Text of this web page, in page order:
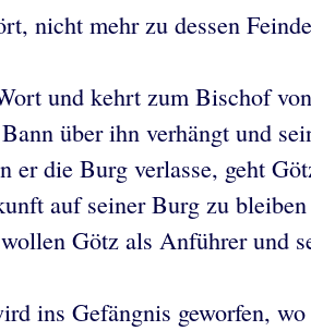
nicht mehr zu dessen
und kehrt zum Bischof
über ihn verhängt und
die Burg verlasse, geht
auf seiner Burg zu
Götz als Anführer und
ins Gefängnis geworfen,